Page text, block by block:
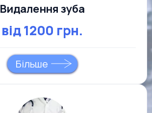
Видалення зуба
від 1200 грн.
Більше